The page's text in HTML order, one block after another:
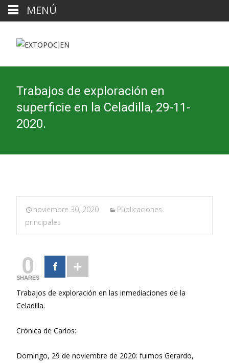
Trabajos de exploración en
superficie en la Celadilla, 29-11-
2020.
noviembre 30, 2020
Publicaciones
principales
0
SHARES
Trabajos de exploración en las inmediaciones de la
Celadilla.
Crónica de Carlos:
Domingo, 29 de noviembre de 2020: fuimos Gerardo,
MENÚ